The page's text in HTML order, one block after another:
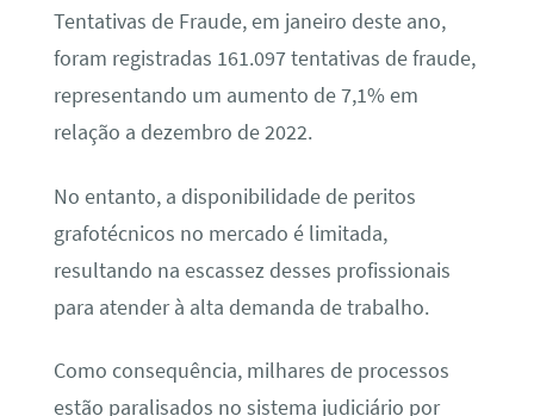
Tentativas de Fraude, em janeiro deste ano,
foram registradas 161.097 tentativas de fraude,
representando um aumento de 7,1% em
relação a dezembro de 2022.
No entanto, a disponibilidade de peritos
grafotécnicos no mercado é limitada,
resultando na escassez desses profissionais
para atender à alta demanda de trabalho.
Como consequência, milhares de processos
estão paralisados no sistema judiciário por